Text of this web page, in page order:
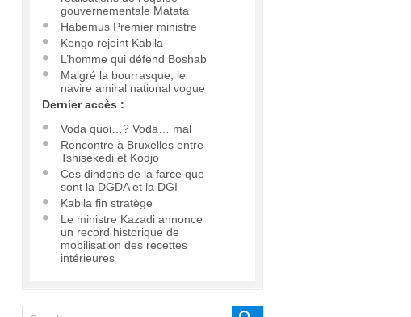
gouvernementale Matata
Habemus Premier ministre
Kengo rejoint Kabila
L’homme qui défend Boshab
Malgré la bourrasque, le
navire amiral national vogue
Dernier accès :
Voda quoi…? Voda… mal
Rencontre à Bruxelles entre
Tshisekedi et Kodjo
Ces dindons de la farce que
sont la DGDA et la DGI
Kabila fin stratège
Le ministre Kazadi annonce
un record historique de
mobilisation des recettes
intérieures